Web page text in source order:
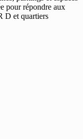
pour répondre aux
D et quartiers